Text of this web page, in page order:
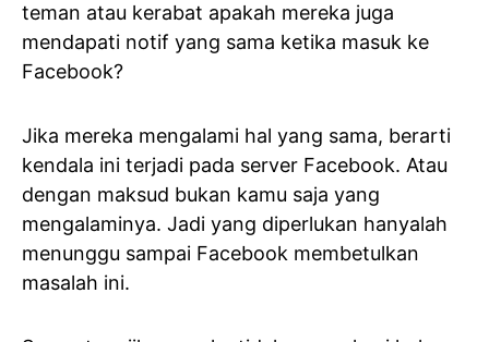
teman atau kerabat apakah mereka juga
mendapati notif yang sama ketika masuk ke
Facebook?
Jika mereka mengalami hal yang sama, berarti
kendala ini terjadi pada server Facebook. Atau
dengan maksud bukan kamu saja yang
mengalaminya. Jadi yang diperlukan hanyalah
menunggu sampai Facebook membetulkan
masalah ini.